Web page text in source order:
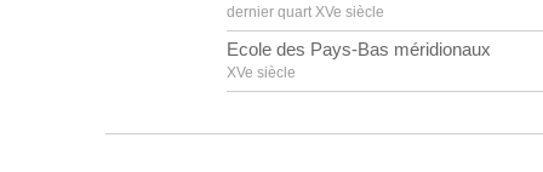
dernier quart XVe siècle
Ecole des Pays-Bas méridionaux
XVe siècle
fin XVe - début XVIe siècle